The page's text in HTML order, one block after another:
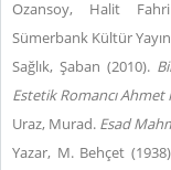
Ozansoy, Halit
Sümerbank Kültür
Sağlık, Şaban (2010).
Estetik Romancı Ahmet
Uraz, Murad. Esad
Yazar, M. Behçet